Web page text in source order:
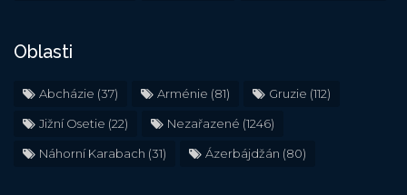
Oblasti
Abcházie (37) Arménie (81) Gruzie (112)
Jižní Osetie (22) Nezařazené (1246)
Náhorní Karabach (31) Ázerbájdžán (80)